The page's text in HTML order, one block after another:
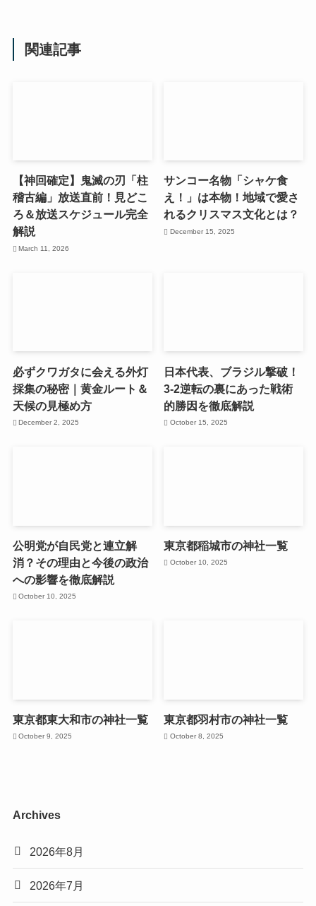
関連記事
【神回確定】鬼滅の刃「柱
稽古編」放送直前！見どこ
ろ＆放送スケジュール完全
解説
March 11, 2026
サンコー名物「シャケ食
え！」は本物！地域で愛さ
れるクリスマス文化とは？
December 15, 2025
必ずクワガタに会える外灯
採集の秘密｜黄金ルート＆
天候の見極め方
December 2, 2025
日本代表、ブラジル撃破！
3-2逆転の裏にあった戦術
的勝因を徹底解説
October 15, 2025
公明党が自民党と連立解
消？その理由と今後の政治
への影響を徹底解説
October 10, 2025
東京都稲城市の神社一覧
October 10, 2025
東京都東大和市の神社一覧
October 9, 2025
東京都羽村市の神社一覧
October 8, 2025
Archives
2026年8月
2026年7月